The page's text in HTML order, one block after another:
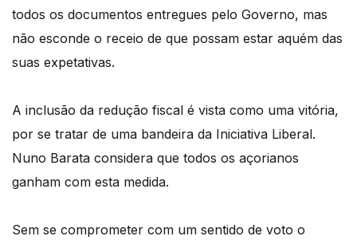
todos os documentos entregues pelo Governo, mas
não esconde o receio de que possam estar aquém das
suas expetativas.
A inclusão da redução fiscal é vista como uma vitória,
por se tratar de uma bandeira da Iniciativa Liberal.
Nuno Barata considera que todos os açorianos
ganham com esta medida.
Sem se comprometer com um sentido de voto o